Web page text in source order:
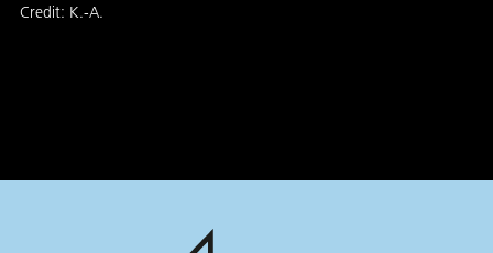
Credit: K.-A.